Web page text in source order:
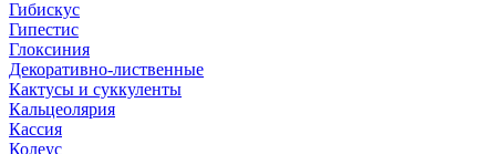
Гибискус
Гипестис
Глоксиния
Декоративно-лиственные
Кактусы и суккуленты
Кальцеолярия
Кассия
Колеус